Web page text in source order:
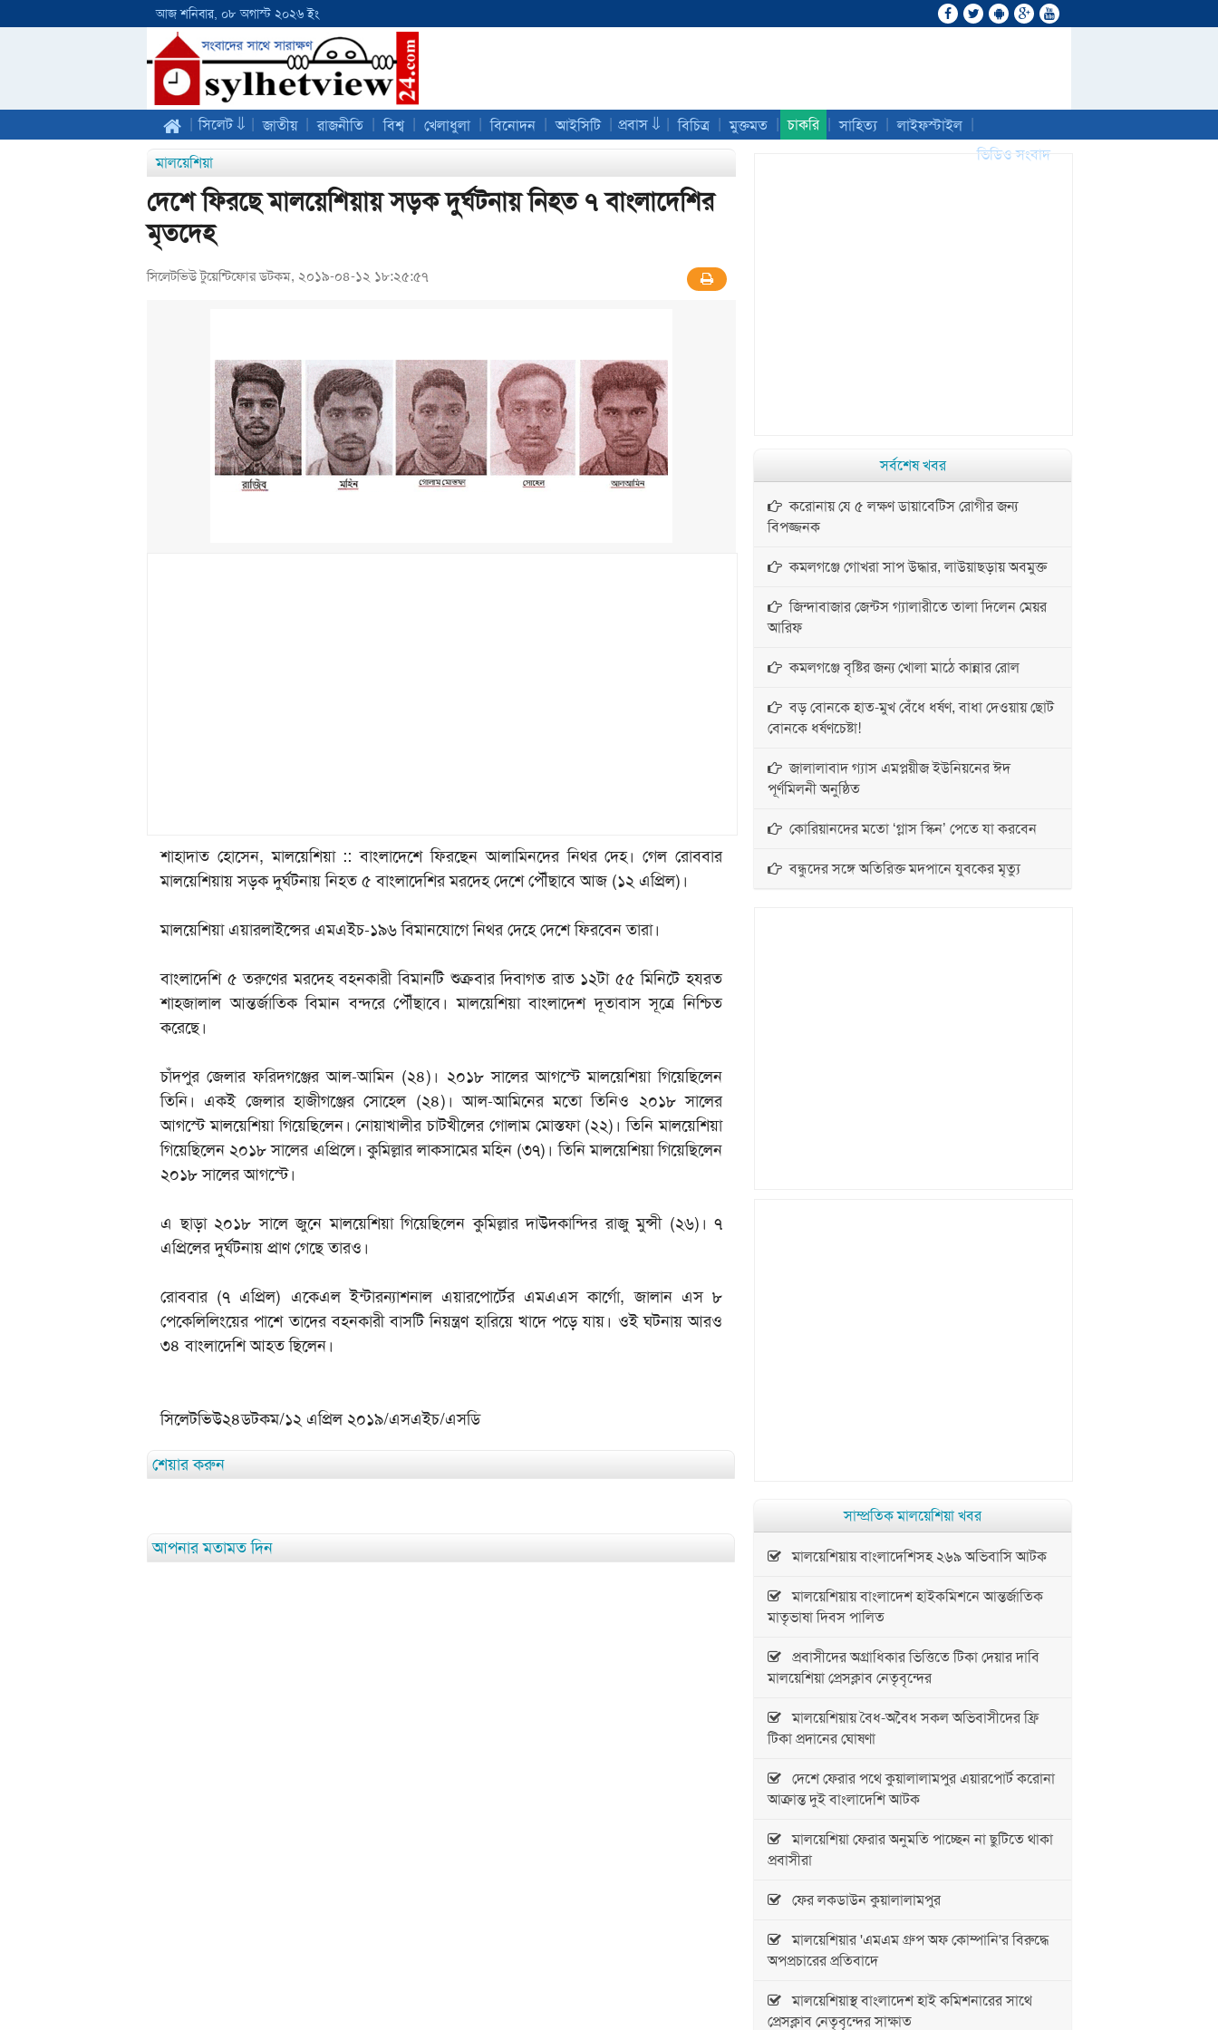
আজ শনিবার, ০৮ অগাস্ট ২০২৬ ইং
| সিলেট ⇓ | জাতীয় | রাজনীতি | বিশ্ব | খেলাধুলা | বিনোদন | আইসিটি | প্রবাস ⇓ | বিচিত্র | মুক্তমত | চাকরি | সাহিত্য | লাইফস্টাইল |
ভিডিও সংবাদ
মালয়েশিয়া
দেশে ফিরছে মালয়েশিয়ায় সড়ক দুর্ঘটনায় নিহত ৭ বাংলাদেশির
মৃতদেহ
সিলেটভিউ টুয়েন্টিফোর ডটকম, ২০১৯-০৪-১২ ১৮:২৫:৫৭
শাহাদাত হোসেন, মালয়েশিয়া :: বাংলাদেশে ফিরছেন আলামিনদের নিথর দেহ। গেল রোববার
মালয়েশিয়ায় সড়ক দুর্ঘটনায় নিহত ৫ বাংলাদেশির মরদেহ দেশে পৌঁছাবে আজ (১২ এপ্রিল)।
মালয়েশিয়া এয়ারলাইন্সের এমএইচ-১৯৬ বিমানযোগে নিথর দেহে দেশে ফিরবেন তারা।
বাংলাদেশি ৫ তরুণের মরদেহ বহনকারী বিমানটি শুক্রবার দিবাগত রাত ১২টা ৫৫ মিনিটে হযরত
শাহজালাল আন্তর্জাতিক বিমান বন্দরে পৌঁছাবে। মালয়েশিয়া বাংলাদেশ দূতাবাস সূত্রে নিশ্চিত
করেছে।
চাঁদপুর জেলার ফরিদগঞ্জের আল-আমিন (২৪)। ২০১৮ সালের আগস্টে মালয়েশিয়া গিয়েছিলেন
তিনি। একই জেলার হাজীগঞ্জের সোহেল (২৪)। আল-আমিনের মতো তিনিও ২০১৮ সালের
আগস্টে মালয়েশিয়া গিয়েছিলেন। নোয়াখালীর চাটখীলের গোলাম মোস্তফা (২২)। তিনি মালয়েশিয়া
গিয়েছিলেন ২০১৮ সালের এপ্রিলে। কুমিল্লার লাকসামের মহিন (৩৭)। তিনি মালয়েশিয়া গিয়েছিলেন
২০১৮ সালের আগস্টে।
এ ছাড়া ২০১৮ সালে জুনে মালয়েশিয়া গিয়েছিলেন কুমিল্লার দাউদকান্দির রাজু মুন্সী (২৬)। ৭
এপ্রিলের দুর্ঘটনায় প্রাণ গেছে তারও।
রোববার (৭ এপ্রিল) একেএল ইন্টারন্যাশনাল এয়ারপোর্টের এমএএস কার্গো, জালান এস ৮
পেকেলিলিংয়ের পাশে তাদের বহনকারী বাসটি নিয়ন্ত্রণ হারিয়ে খাদে পড়ে যায়। ওই ঘটনায় আরও
৩৪ বাংলাদেশি আহত ছিলেন।
সিলেটভিউ২৪ডটকম/১২ এপ্রিল ২০১৯/এসএইচ/এসডি
শেয়ার করুন
আপনার মতামত দিন
সর্বশেষ খবর
করোনায় যে ৫ লক্ষণ ডায়াবেটিস রোগীর জন্য
বিপজ্জনক
কমলগঞ্জে গোখরা সাপ উদ্ধার, লাউয়াছড়ায় অবমুক্ত
জিন্দাবাজার জেন্টস গ্যালারীতে তালা দিলেন মেয়র
আরিফ
কমলগঞ্জে বৃষ্টির জন্য খোলা মাঠে কান্নার রোল
বড় বোনকে হাত-মুখ বেঁধে ধর্ষণ, বাধা দেওয়ায় ছোট
বোনকে ধর্ষণচেষ্টা!
জালালাবাদ গ্যাস এমপ্লয়ীজ ইউনিয়নের ঈদ
পূর্ণমিলনী অনুষ্ঠিত
কোরিয়ানদের মতো ‘গ্লাস স্কিন’ পেতে যা করবেন
বন্ধুদের সঙ্গে অতিরিক্ত মদপানে যুবকের মৃত্যু
সাম্প্রতিক মালয়েশিয়া খবর
মালয়েশিয়ায় বাংলাদেশিসহ ২৬৯ অভিবাসি আটক
মালয়েশিয়ায় বাংলাদেশ হাইকমিশনে আন্তর্জাতিক
মাতৃভাষা দিবস পালিত
প্রবাসীদের অগ্রাধিকার ভিত্তিতে টিকা দেয়ার দাবি
মালয়েশিয়া প্রেসক্লাব নেতৃবৃন্দের
মালয়েশিয়ায় বৈধ-অবৈধ সকল অভিবাসীদের ফ্রি
টিকা প্রদানের ঘোষণা
দেশে ফেরার পথে কুয়ালালামপুর এয়ারপোর্ট করোনা
আক্রান্ত দুই বাংলাদেশি আটক
মালয়েশিয়া ফেরার অনুমতি পাচ্ছেন না ছুটিতে থাকা
প্রবাসীরা
ফের লকডাউন কুয়ালালামপুর
মালয়েশিয়ার 'এমএম গ্রুপ অফ কোম্পানি'র বিরুদ্ধে
অপপ্রচারের প্রতিবাদে
মালয়েশিয়াস্থ বাংলাদেশ হাই কমিশনারের সাথে
প্রেসক্লাব নেতৃবৃন্দের সাক্ষাত